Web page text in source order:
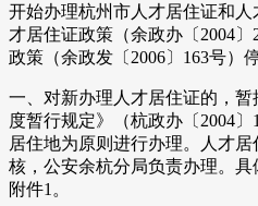
开始办理杭州市人才居住证和
才居住证政策（余政办〔2004
政策（余政发〔2006〕163号）
一、对新办理人才居住证的，
度暂行规定》（杭政办〔2004
居住地为原则进行办理。人才
核，公安余杭分局负责办理。
附件1。